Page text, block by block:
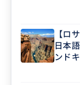
【ロ
日本
ンド
追加